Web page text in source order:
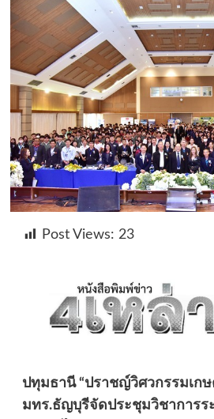
Post Views: 23
ปทุมธานี “ปราชญ์วิศวกรรมเก
มทร.ธัญบุรีจัดประชุมวิชาการ